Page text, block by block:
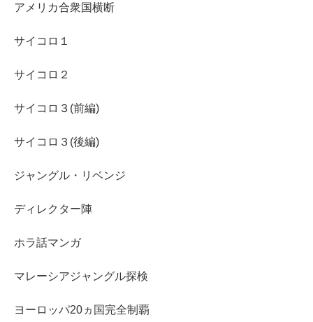
アメリカ合衆国横断
サイコロ１
サイコロ２
サイコロ３(前編)
サイコロ３(後編)
ジャングル・リベンジ
ディレクター陣
ホラ話マンガ
マレーシアジャングル探検
ヨーロッパ20ヵ国完全制覇